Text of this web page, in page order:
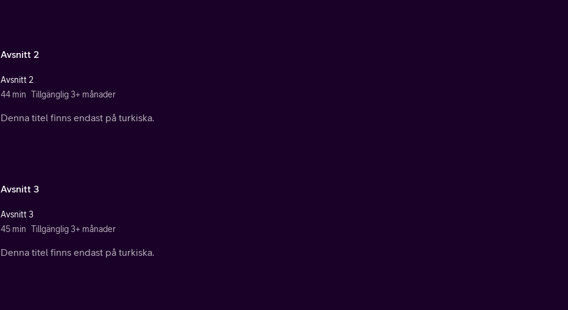
Avsnitt 2
Avsnitt 2
44 min Tillgänglig 3+ månader
Denna titel finns endast på turkiska.
Avsnitt 3
Avsnitt 3
45 min Tillgänglig 3+ månader
Denna titel finns endast på turkiska.